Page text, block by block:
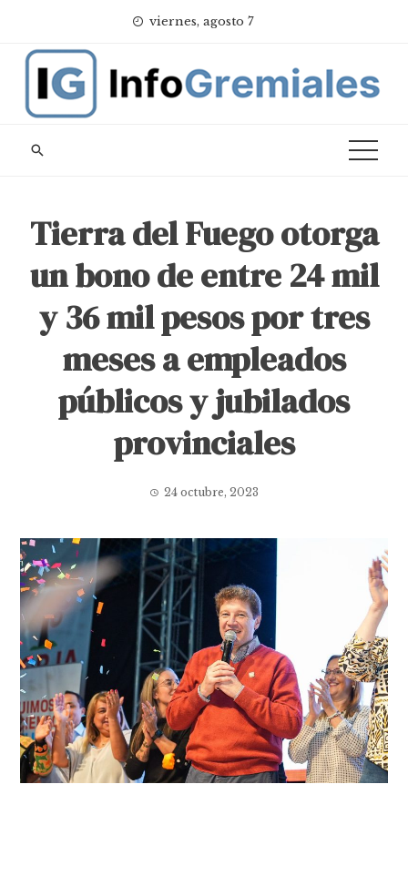
content
viernes, agosto 7
Tierra del Fuego otorga
un bono de entre 24 mil
y 36 mil pesos por tres
meses a empleados
públicos y jubilados
provinciales
24 octubre, 2023